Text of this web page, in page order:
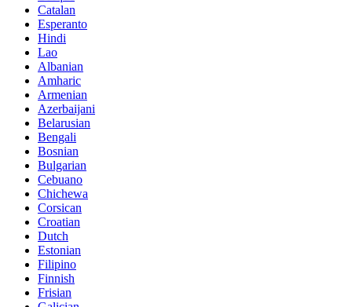
Catalan
Esperanto
Hindi
Lao
Albanian
Amharic
Armenian
Azerbaijani
Belarusian
Bengali
Bosnian
Bulgarian
Cebuano
Chichewa
Corsican
Croatian
Dutch
Estonian
Filipino
Finnish
Frisian